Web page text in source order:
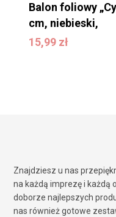
Balon foliowy
cm, niebieski,
15,99 zł
15,99zł
Znajdziesz u nas
na każdą imprezę i każdą
doborze najlepszych
nas również gotowe